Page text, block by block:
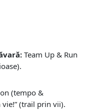
Team Up & Run
(tempo &
(trail prin vii).